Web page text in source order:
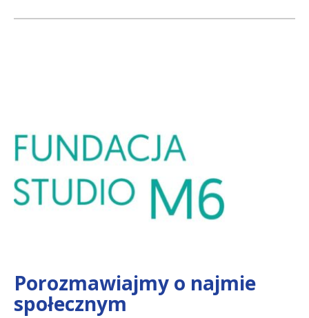
Porozmawiajmy o najmie
społecznym